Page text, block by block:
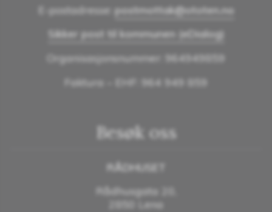
E-postadresse: postmottak@ototen.no
Sikker post til kommunen (eDialog)
Organisasjonsnummer: 964949859
Faktura – EHF: 964 949 859
Besøk oss
RÅDHUSET
Rådhusgata 20,
2850 Lena